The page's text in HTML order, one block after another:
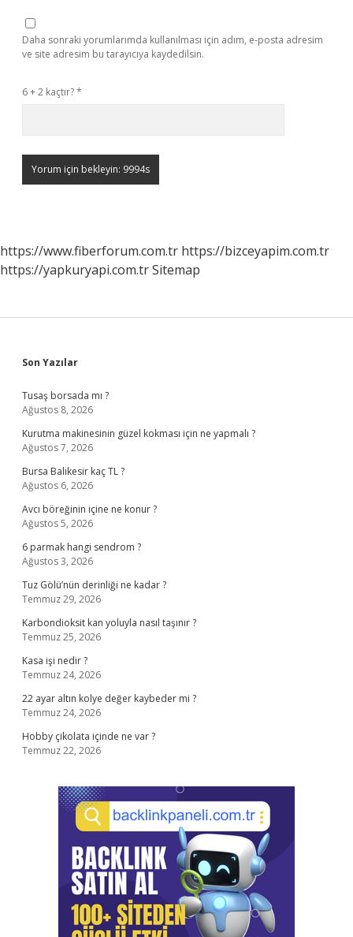
Daha sonraki yorumlarımda kullanılması için adım, e-posta adresim
ve site adresim bu tarayıcıya kaydedilsin.
6 + 2 kaçtır?*
https://www.fiberforum.com.tr https://bizceyapim.com.tr
https://yapkuryapi.com.trSitemap
Sidebar
Son Yazılar
Tusaş borsada mı ?
Ağustos 8, 2026
Kurutma makinesinin güzel kokması için ne yapmalı ?
Ağustos 7, 2026
Bursa Balıkesir kaç TL ?
Ağustos 6, 2026
Avcı böreğinin içine ne konur ?
Ağustos 5, 2026
6 parmak hangi sendrom ?
Ağustos 3, 2026
Tuz Gölü’nün derinliği ne kadar ?
Temmuz 29, 2026
Karbondioksit kan yoluyla nasıl taşınır ?
Temmuz 25, 2026
Kasa işi nedir ?
Temmuz 24, 2026
22 ayar altın kolye değer kaybeder mi ?
Temmuz 24, 2026
Hobby çikolata içinde ne var ?
Temmuz 22, 2026